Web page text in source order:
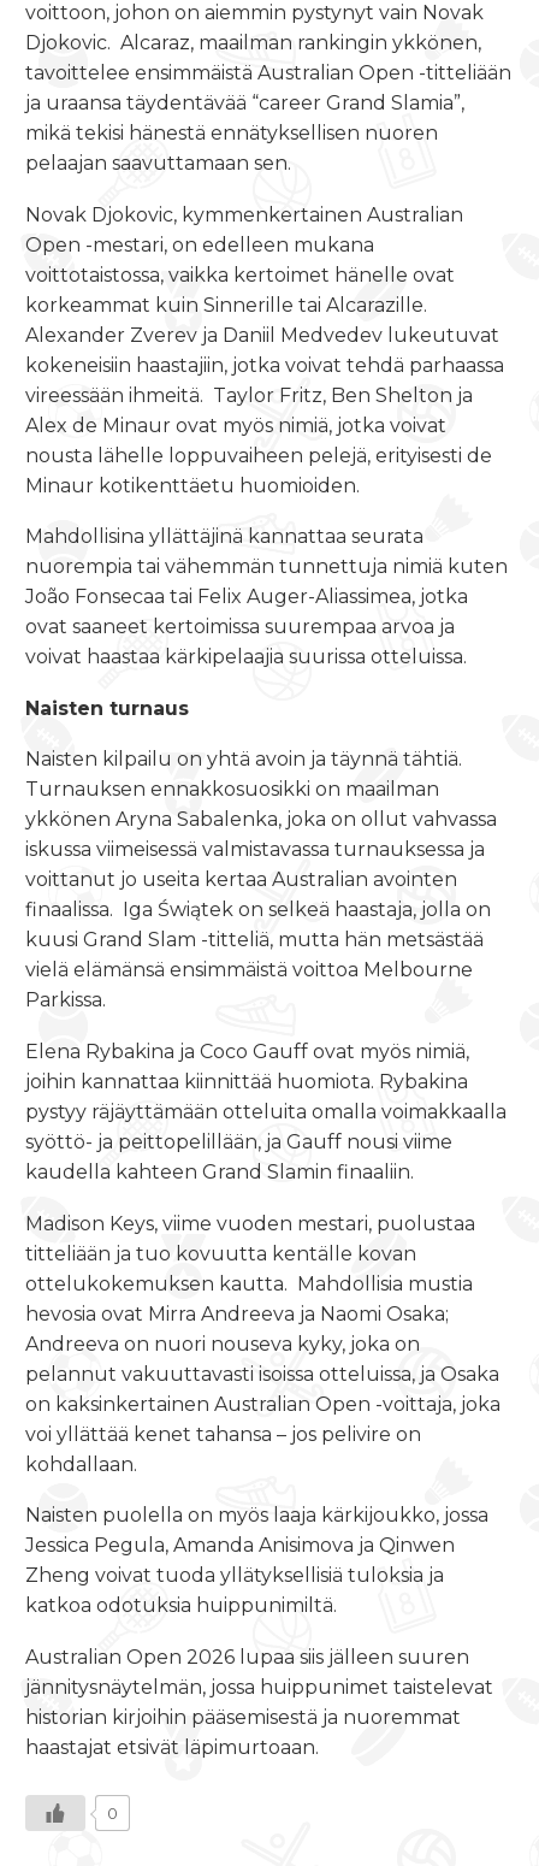
voittoon, johon on aiemmin pystynyt vain Novak
Djokovic. Alcaraz, maailman rankingin ykkönen,
tavoittelee ensimmäistä Australian Open -titteliään
ja uraansa täydentävää “career Grand Slamia”,
mikä tekisi hänestä ennätyksellisen nuoren
pelaajan saavuttamaan sen.
Novak Djokovic, kymmenkertainen Australian
Open -mestari, on edelleen mukana
voittotaistossa, vaikka kertoimet hänelle ovat
korkeammat kuin Sinnerille tai Alcarazille.
Alexander Zverev ja Daniil Medvedev lukeutuvat
kokeneisiin haastajiin, jotka voivat tehdä parhaassa
vireessään ihmeitä. Taylor Fritz, Ben Shelton ja
Alex de Minaur ovat myös nimiä, jotka voivat
nousta lähelle loppuvaiheen pelejä, erityisesti de
Minaur kotikenttäetu huomioiden.
Mahdollisina yllättäjinä kannattaa seurata
nuorempia tai vähemmän tunnettuja nimiä kuten
João Fonsecaa tai Felix Auger-Aliassimea, jotka
ovat saaneet kertoimissa suurempaa arvoa ja
voivat haastaa kärkipelaajia suurissa otteluissa.
Naisten turnaus
Naisten kilpailu on yhtä avoin ja täynnä tähtiä.
Turnauksen ennakkosuosikki on maailman
ykkönen Aryna Sabalenka, joka on ollut vahvassa
iskussa viimeisessä valmistavassa turnauksessa ja
voittanut jo useita kertaa Australian avointen
finaalissa.
Iga Świątek on selkeä haastaja, jolla on
kuusi Grand Slam -titteliä, mutta hän metsästää
vielä elämänsä ensimmäistä voittoa Melbourne
Parkissa.
Elena Rybakina ja Coco Gauff ovat myös nimiä,
joihin kannattaa kiinnittää huomiota. Rybakina
pystyy räjäyttämään otteluita omalla voimakkaalla
syöttö- ja peittopelillään, ja Gauff nousi viime
kaudella kahteen Grand Slamin finaaliin.
Madison Keys, viime vuoden mestari, puolustaa
titteliään ja tuo kovuutta kentälle kovan
ottelukokemuksen kautta. Mahdollisia mustia
hevosia ovat Mirra Andreeva ja Naomi Osaka;
Andreeva on nuori nouseva kyky, joka on
pelannut vakuuttavasti isoissa otteluissa, ja Osaka
on kaksinkertainen Australian Open -voittaja, joka
voi yllättää kenet tahansa – jos pelivire on
kohdallaan.
Naisten puolella on myös laaja kärkijoukko, jossa
Jessica Pegula, Amanda Anisimova ja Qinwen
Zheng voivat tuoda yllätyksellisiä tuloksia ja
katkoa odotuksia huippunimiltä.
Australian Open 2026 lupaa siis jälleen suuren
jännitysnäytelmän, jossa huippunimet taistelevat
historian kirjoihin pääsemisestä ja nuoremmat
haastajat etsivät läpimurtoaan.
0